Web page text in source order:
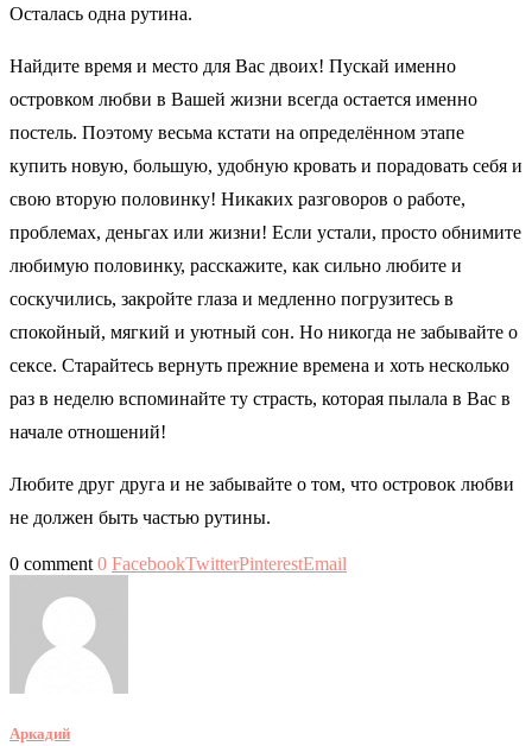
Осталась одна рутина.
Найдите время и место для Вас двоих! Пускай именно
островком любви в Вашей жизни всегда остается именно
постель. Поэтому весьма кстати на определённом этапе
купить новую, большую, удобную кровать и порадовать себя и
свою вторую половинку! Никаких разговоров о работе,
проблемах, деньгах или жизни! Если устали, просто обнимите
любимую половинку, расскажите, как сильно любите и
соскучились, закройте глаза и медленно погрузитесь в
спокойный, мягкий и уютный сон. Но никогда не забывайте о
сексе. Старайтесь вернуть прежние времена и хоть несколько
раз в неделю вспоминайте ту страсть, которая пылала в Вас в
начале отношений!
Любите друг друга и не забывайте о том, что островок любви
не должен быть частью рутины.
0 comment 0 FacebookTwitterPinterestEmail
Аркадий